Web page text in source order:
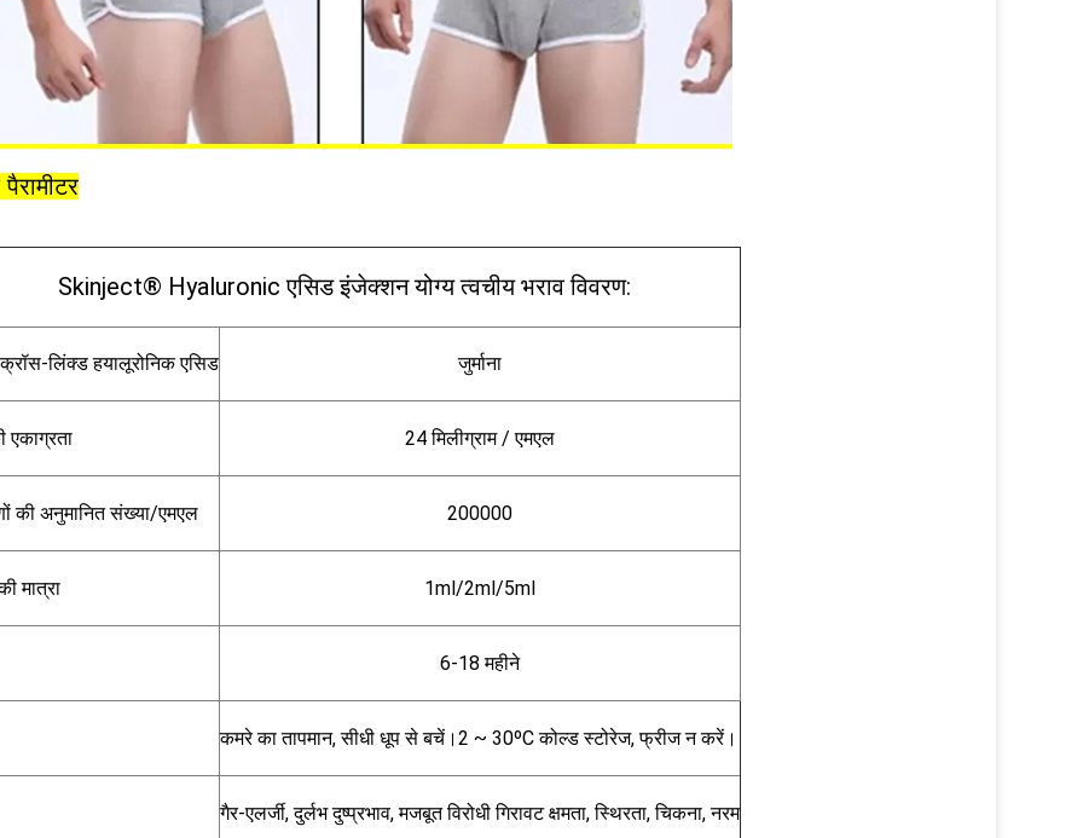
Skinject® Hyaluronic एसिड इंजेक्शन योग्य त्वचीय भराव विवरण:
लिंक्ड हयालूरोनिक एसिड जुर्माना
एकाग्रता 24 मिलीग्राम / एमएल
की अनुमानित संख्या/एमएल 200000
मात्रा 1ml/2ml/5ml
6-18 महीने
कमरे का तापमान, सीधी धूप से बचें।2 ~ 30ºC कोल्ड स्टोरेज, फ्रीज न करें।
गैर-एलर्जी, दुर्लभ दुष्प्रभाव, मजबूत विरोधी गिरावट क्षमता, स्थिरता, चिकना, नरम